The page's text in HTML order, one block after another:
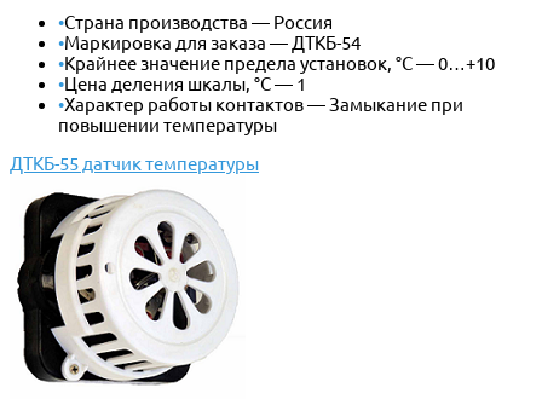
•Страна производства — Россия
•Маркировка для заказа — ДТКБ-54
•Крайнее значение предела установок, °С — 0…+10
•Цена деления шкалы, °С — 1
•Характер работы контактов — Замыкание при
повышении температуры
ДТКБ-55 датчик температуры